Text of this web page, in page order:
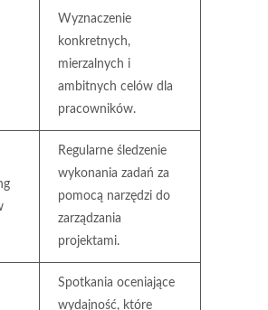
Wyznaczenie
konkretnych,
mierzalnych i
ambitnych celów dla
pracowników.
Regularne śledzenie
wykonania zadań za
pomocą narzędzi do
zarządzania
projektami.
Spotkania oceniające
wydajność, które